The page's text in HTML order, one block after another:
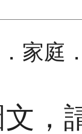
家庭
，